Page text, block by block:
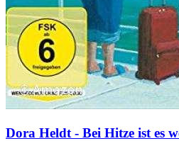
Dora Heldt - Bei Hitze ist es